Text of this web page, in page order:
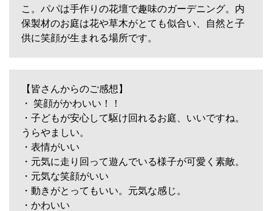
こ。パパは手作りの花壇で趣味のガーデニング。内
保製材のお庭は花や草木がとても似合い、自然と子
供に笑顔が生まれる場所です。
【皆さんからのご感想】
・ 笑顔がかわいい！！
・子どもが安心して駆け回れるお庭、いいですね。
うらやましい。
・表情がいい
・元気に走り回って遊んでいる様子が可愛く素敵。
・元気な笑顔がいい
・動きがとってもいい。元気な感じ。
・かわいい